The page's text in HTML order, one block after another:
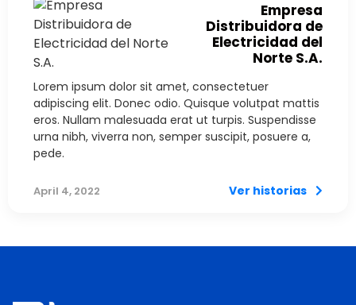
Empresa
Distribuidora de
Electricidad del
Norte S.A.
Lorem ipsum dolor sit amet, consectetuer
adipiscing elit. Donec odio. Quisque volutpat mattis
eros. Nullam malesuada erat ut turpis. Suspendisse
urna nibh, viverra non, semper suscipit, posuere a,
pede.
April 4, 2022 Ver historias